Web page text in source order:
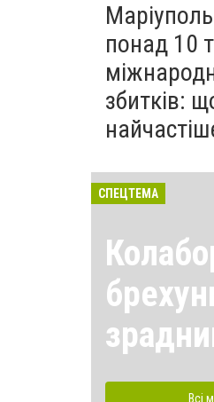
понад 10
збитків:
СПЕЦТЕМА
Всі